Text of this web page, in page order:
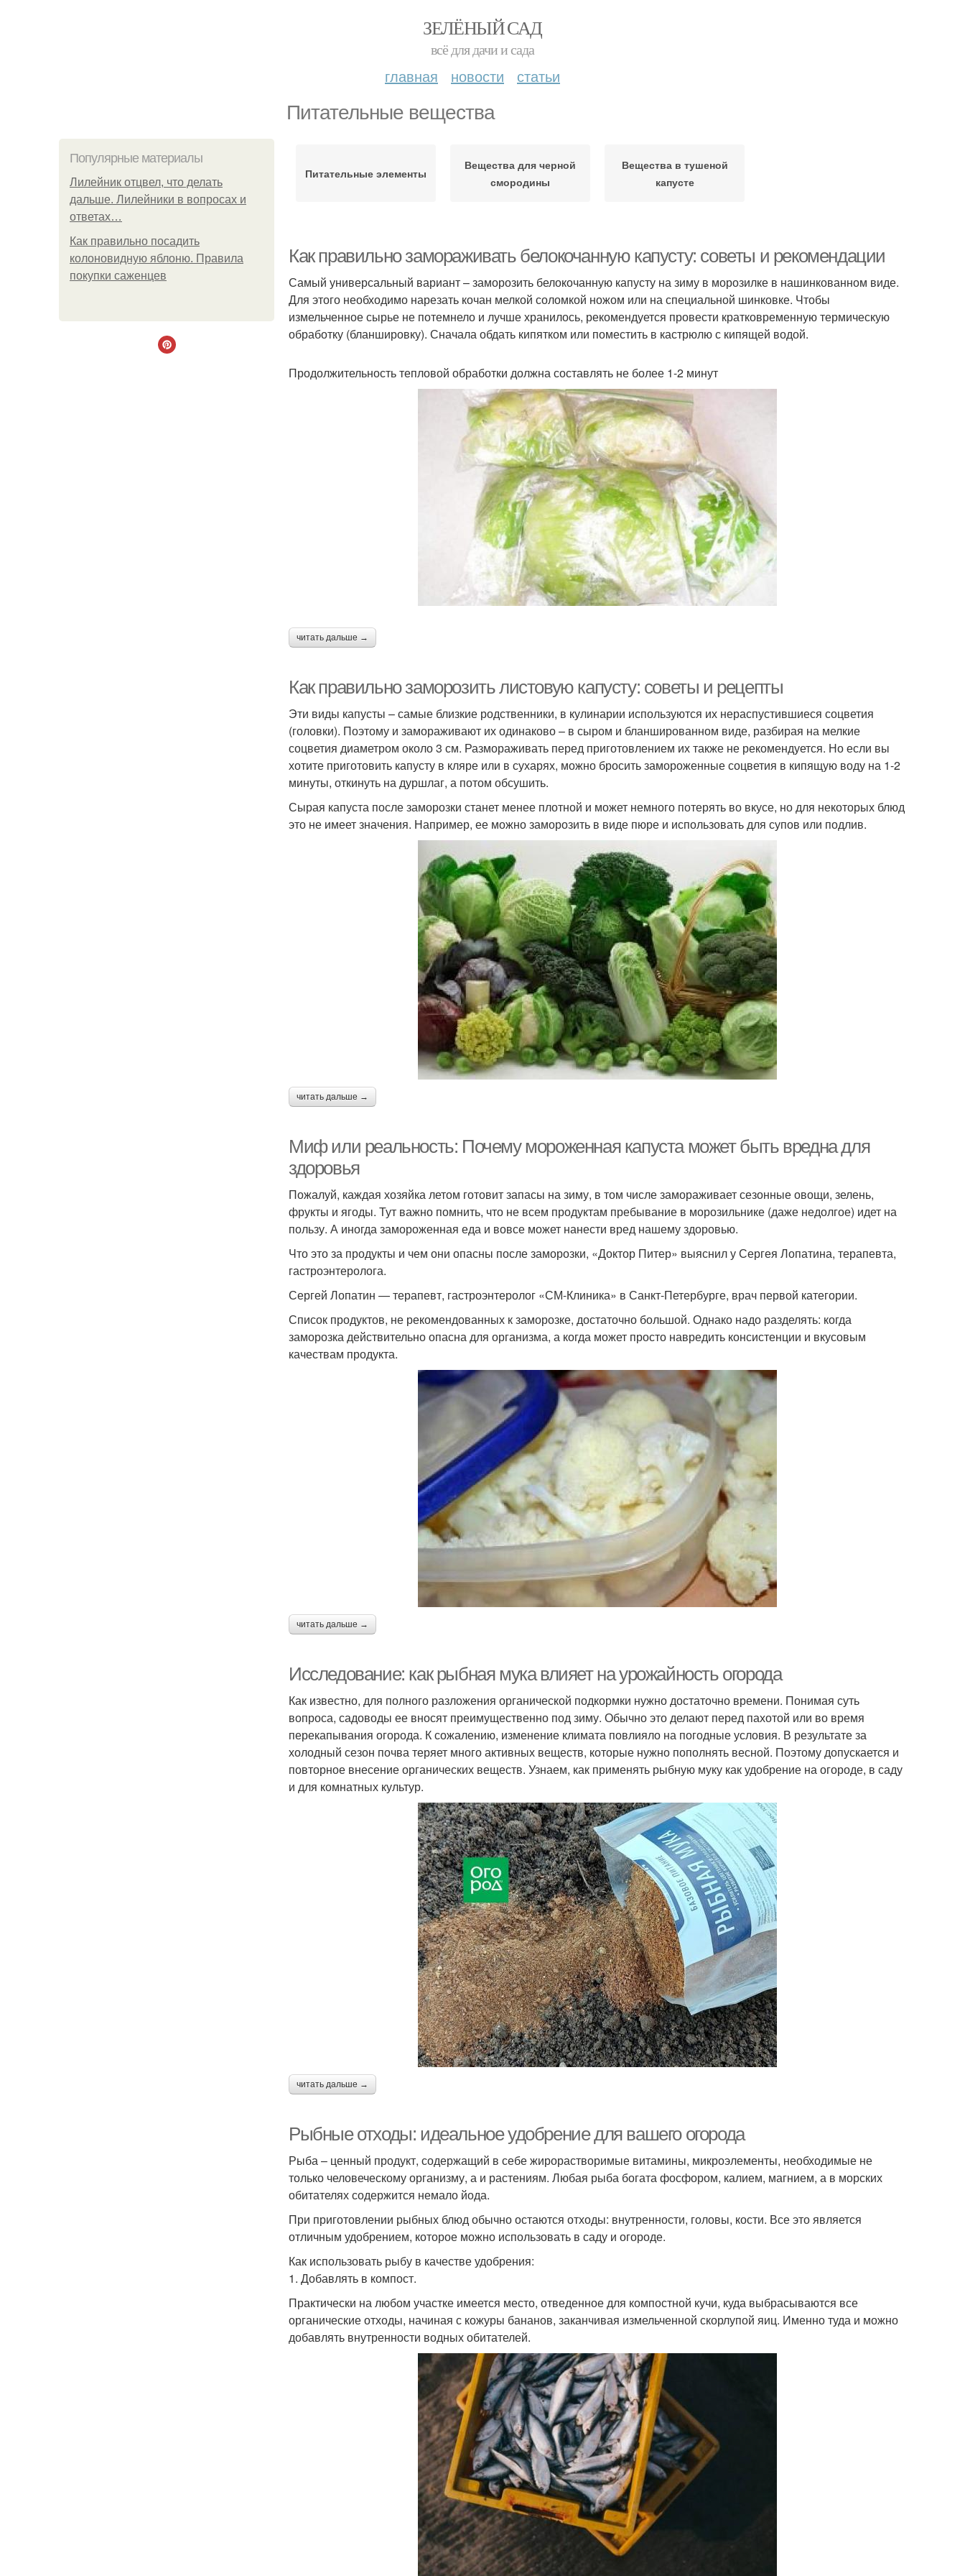
ЗЕЛЁНЫЙ САД
всё для дачи и сада
главная новости статьи
Питательные вещества
Популярные материалы
Лилейник отцвел, что делать
дальше. Лилейники в вопросах и
ответах…
Как правильно посадить
колоновидную яблоню. Правила
покупки саженцев
Питательные элементы
Вещества для черной
смородины
Вещества в тушеной
капусте
Как правильно замораживать белокочанную капусту: советы и рекомендации
Самый универсальный вариант – заморозить белокочанную капусту на зиму в морозилке в нашинкованном виде.
Для этого необходимо нарезать кочан мелкой соломкой ножом или на специальной шинковке. Чтобы
измельченное сырье не потемнело и лучше хранилось, рекомендуется провести кратковременную термическую
обработку (бланшировку). Сначала обдать кипятком или поместить в кастрюлю с кипящей водой.
Продолжительность тепловой обработки должна составлять не более 1-2 минут
читать дальше →
Как правильно заморозить листовую капусту: советы и рецепты
Эти виды капусты – самые близкие родственники, в кулинарии используются их нераспустившиеся соцветия
(головки). Поэтому и замораживают их одинаково – в сыром и бланшированном виде, разбирая на мелкие
соцветия диаметром около 3 см. Размораживать перед приготовлением их также не рекомендуется. Но если вы
хотите приготовить капусту в кляре или в сухарях, можно бросить замороженные соцветия в кипящую воду на 1-2
минуты, откинуть на дуршлаг, а потом обсушить.
Сырая капуста после заморозки станет менее плотной и может немного потерять во вкусе, но для некоторых блюд
это не имеет значения. Например, ее можно заморозить в виде пюре и использовать для супов или подлив.
читать дальше →
Миф или реальность: Почему мороженная капуста может быть вредна для
здоровья
Пожалуй, каждая хозяйка летом готовит запасы на зиму, в том числе замораживает сезонные овощи, зелень,
фрукты и ягоды. Тут важно помнить, что не всем продуктам пребывание в морозильнике (даже недолгое) идет на
пользу. А иногда замороженная еда и вовсе может нанести вред нашему здоровью.
Что это за продукты и чем они опасны после заморозки, «Доктор Питер» выяснил у Сергея Лопатина, терапевта,
гастроэнтеролога.
Сергей Лопатин — терапевт, гастроэнтеролог «СМ-Клиника» в Санкт-Петербурге, врач первой категории.
Список продуктов, не рекомендованных к заморозке, достаточно большой. Однако надо разделять: когда
заморозка действительно опасна для организма, а когда может просто навредить консистенции и вкусовым
качествам продукта.
читать дальше →
Исследование: как рыбная мука влияет на урожайность огорода
Как известно, для полного разложения органической подкормки нужно достаточно времени. Понимая суть
вопроса, садоводы ее вносят преимущественно под зиму. Обычно это делают перед пахотой или во время
перекапывания огорода. К сожалению, изменение климата повлияло на погодные условия. В результате за
холодный сезон почва теряет много активных веществ, которые нужно пополнять весной. Поэтому допускается и
повторное внесение органических веществ. Узнаем, как применять рыбную муку как удобрение на огороде, в саду
и для комнатных культур.
читать дальше →
Рыбные отходы: идеальное удобрение для вашего огорода
Рыба – ценный продукт, содержащий в себе жирорастворимые витамины, микроэлементы, необходимые не
только человеческому организму, а и растениям. Любая рыба богата фосфором, калием, магнием, а в морских
обитателях содержится немало йода.
При приготовлении рыбных блюд обычно остаются отходы: внутренности, головы, кости. Все это является
отличным удобрением, которое можно использовать в саду и огороде.
Как использовать рыбу в качестве удобрения:
1. Добавлять в компост.
Практически на любом участке имеется место, отведенное для компостной кучи, куда выбрасываются все
органические отходы, начиная с кожуры бананов, заканчивая измельченной скорлупой яиц. Именно туда и можно
добавлять внутренности водных обитателей.